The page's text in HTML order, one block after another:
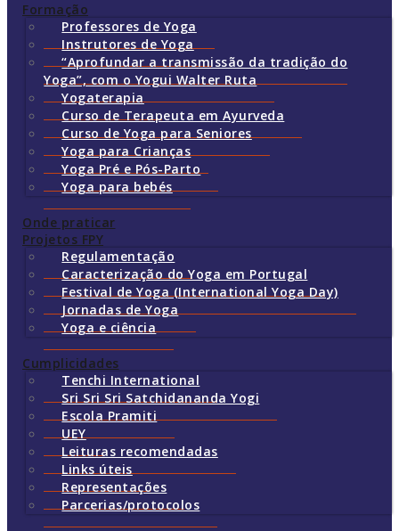
Formação
Professores de Yoga
Instrutores de Yoga
“Aprofundar a transmissão da tradição do
Yoga”, com o Yogui Walter Ruta
Yogaterapia
Curso de Terapeuta em Ayurveda
Curso de Yoga para Seniores
Yoga para Crianças
Yoga Pré e Pós-Parto
Yoga para bebés
Onde praticar
Projetos FPY
Regulamentação
Caracterização do Yoga em Portugal
Festival de Yoga (International Yoga Day)
Jornadas de Yoga
Yoga e ciência
Cumplicidades
Tenchi International
Sri Sri Sri Satchidananda Yogi
Escola Pramiti
UEY
Leituras recomendadas
Links úteis
Representações
Parcerias/protocolos